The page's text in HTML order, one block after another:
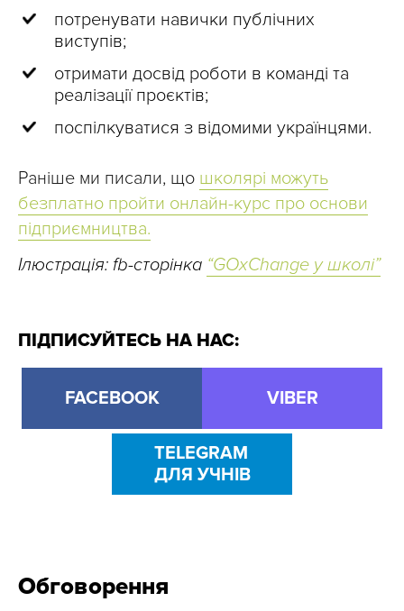
потренувати навички публічних
виступів;
отримати досвід роботи в команді та
реалізації проєктів;
поспілкуватися з відомими українцями.
Раніше ми писали, що школярі можуть
безплатно пройти онлайн-курс про основи
підприємництва.
Ілюстрація: fb-сторінка “GOxChange у школі”
ПІДПИСУЙТЕСЬ НА НАС:
FACEBOOK VIBER
TELEGRAM
ДЛЯ УЧНІВ
Обговорення